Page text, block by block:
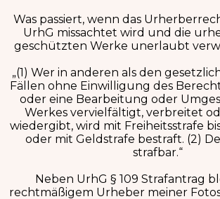
Was passiert, wenn das
UrhG missachtet wird und die
geschützten Werke unerlaubt
„(1) Wer in anderen als den
Fällen ohne Einwilligung des
oder eine Bearbeitung oder
Werkes vervielfältigt, verbreitet
wiedergibt, wird mit Freiheitsstrafe
oder mit Geldstrafe bestraft. (2)
strafbar.“
Neben UrhG § 109 Strafantrag
rechtmäßigem Urheber meiner